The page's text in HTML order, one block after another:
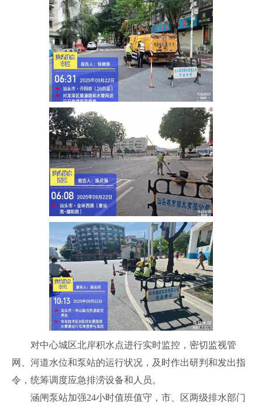
对中心城区北岸积水点进行实时监控，密切监视管
网、河道水位和泵站的运行状况，及时作出研判和发出指
令，统筹调度应急排涝设备和人员。
涵闸泵站加强24小时值班值守，市、区两级排水部门